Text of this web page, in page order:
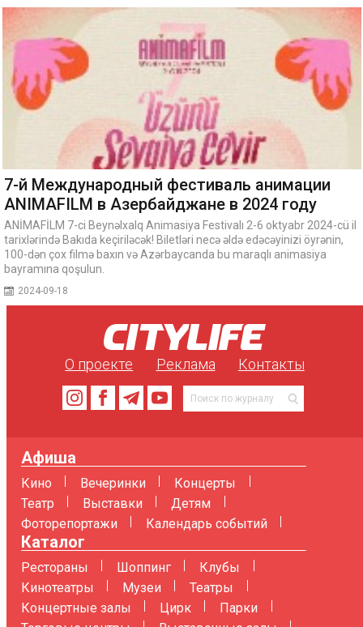
7-й Международный фестиваль анимации
ANIMAFILM в Азербайджане в 2024 году
ANİMAFİLM 7-ci Beynəlxalq Animasiya Festivalı 2-6 oktyabr 2024-cü il
tarixlərində Bakıda keçiriləcək! Biletləri necə əldə edəcəyinizi öyrənin,
100-dən çox filmə baxın və Azərbaycanda bu maraqlı animasiya
bayramına qoşulun.
2024-09-18
О проекте Реклама Контакты
Афиша
Кино Вечеринки
Концерты
Театр
Выставки
Детям
Фоторепортажи
Календарь событий
Каталог
Рестораны Шоппинг
Клубы
Кинотеатры
Музеи
Театры
Концертные залы
Цирк
Парки